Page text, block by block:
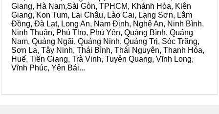
Giang, Hà Nam,Sài Gòn, TPHCM, Khánh Hòa, Kiên
Giang, Kon Tum, Lai Châu, Lào Cai, Lạng Sơn, Lâm
Đồng, Đà Lạt, Long An, Nam Định, Nghệ An, Ninh Bình,
Ninh Thuận, Phú Thọ, Phú Yên, Quảng Bình, Quảng
Nam, Quảng Ngãi, Quảng Ninh, Quảng Trị, Sóc Trăng,
Sơn La, Tây Ninh, Thái Bình, Thái Nguyên, Thanh Hóa,
Huế, Tiền Giang, Trà Vinh, Tuyên Quang, Vĩnh Long,
Vĩnh Phúc, Yên Bái...